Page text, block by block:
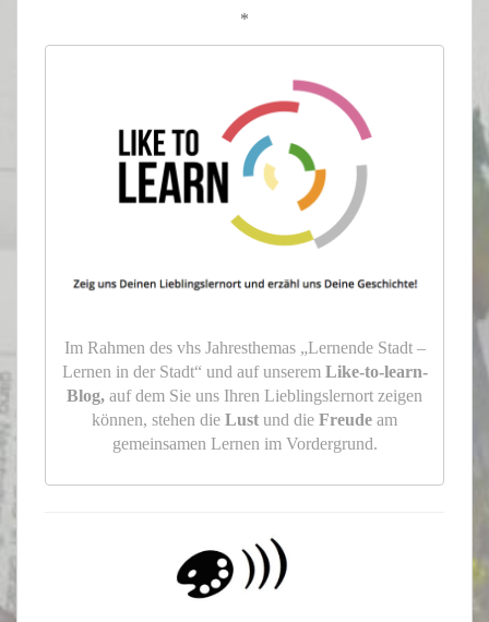
*
Im Rahmen des vhs Jahresthemas „Lernende Stadt –
Lernen in der Stadt“ und auf unserem Like-to-learn-
Blog, auf dem Sie uns Ihren Lieblingslernort zeigen
können, stehen die Lust und die Freude am
gemeinsamen Lernen im Vordergrund.